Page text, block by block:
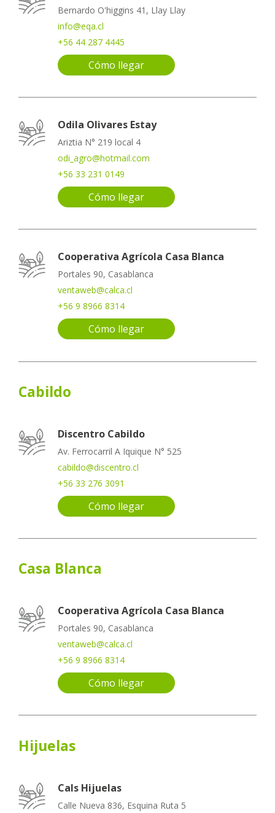
Bernardo O'higgins 41, Llay Llay
info@eqa.cl
+56 44 287 4445
Cómo llegar
Odila Olivares Estay
Ariztia N° 219 local 4
odi_agro@hotmail.com
+56 33 231 0149
Cómo llegar
Cooperativa Agrícola Casa Blanca
Portales 90, Casablanca
ventaweb@calca.cl
+56 9 8966 8314
Cómo llegar
Cabildo
Discentro Cabildo
Av. Ferrocarril A Iquique N° 525
cabildo@discentro.cl
+56 33 276 3091
Cómo llegar
Casa Blanca
Cooperativa Agrícola Casa Blanca
Portales 90, Casablanca
ventaweb@calca.cl
+56 9 8966 8314
Cómo llegar
Hijuelas
Cals Hijuelas
Calle Nueva 836, Esquina Ruta 5